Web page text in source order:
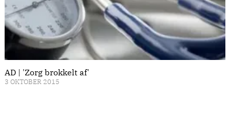
AD | 'Zorg brokkelt af'
3 OKTOBER 2015